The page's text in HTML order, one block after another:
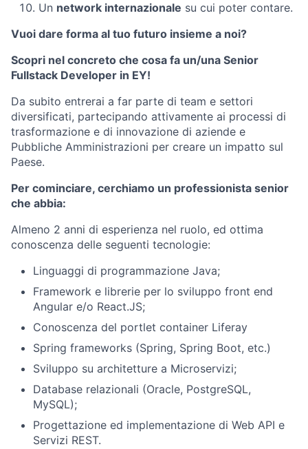
Un network internazionale su cui poter contare.
Vuoi dare forma al tuo futuro insieme a noi?
Scopri nel concreto che cosa fa un/una Senior
Fullstack Developer in EY!
Da subito entrerai a far parte di team e settori
diversificati, partecipando attivamente ai processi di
trasformazione e di innovazione di aziende e
Pubbliche Amministrazioni per creare un impatto sul
Paese.
Per cominciare, cerchiamo un professionista senior
che abbia:
Almeno 2 anni di esperienza nel ruolo, ed ottima
conoscenza delle seguenti tecnologie:
Linguaggi di programmazione Java;
Framework e librerie per lo sviluppo front end
Angular e/o React.JS;
Conoscenza del portlet container Liferay
Spring frameworks (Spring, Spring Boot, etc.)
Sviluppo su architetture a Microservizi;
Database relazionali (Oracle, PostgreSQL,
MySQL);
Progettazione ed implementazione di Web API e
Servizi REST.